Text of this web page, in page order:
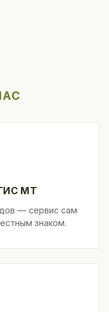
МТ
— сервис сам
знаком.